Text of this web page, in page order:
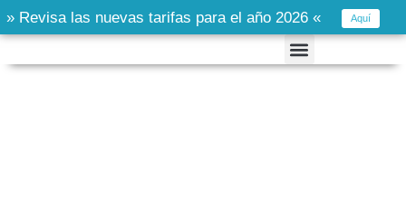
» Revisa las nuevas tarifas para el año 2026 « Aquí